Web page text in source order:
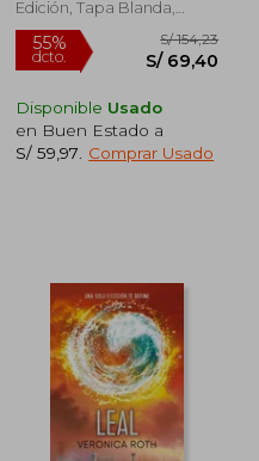
55%
dcto.
Edición, Tapa Blanda,
Nuevo
Disponible Usado
en Buen Estado a
S/ 59,97
Comprar Usado